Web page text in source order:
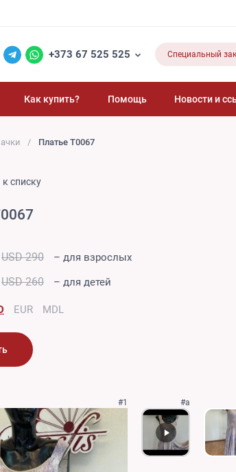
+373 67 525 525 Специальный
Как купить? Помощь Новости и
Платье T0067
к списку
USD 290 – для взрослых
USD 260 – для детей
EUR MDL
#1 #a